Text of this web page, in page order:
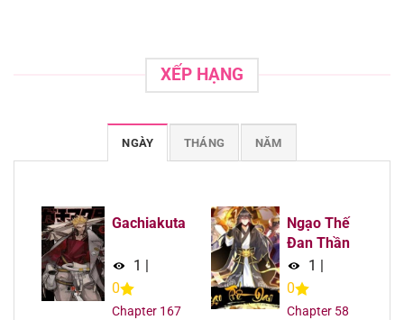
XẾP HẠNG
NGÀY THÁNG NĂM
Gachiakuta
1
0
Chapter 167
Ngạo Thế
Đan Thần
1
0
Chapter 58